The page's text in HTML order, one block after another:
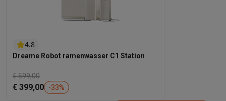
4.8
Dreame Robot ramenwasser C1 Station
€ 599,00
€ 399,00 -33%